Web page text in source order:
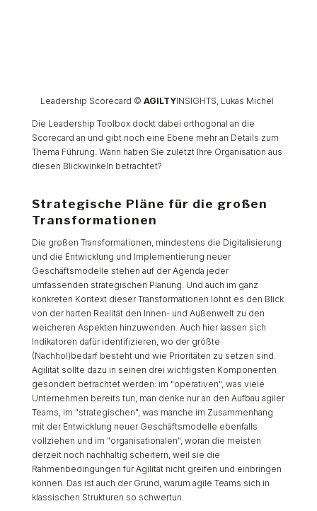
Leadership Scorecard ©AGILTYINSIGHTS, Lukas Michel
Die Leadership Toolbox dockt dabei orthogonal an die
Scorecard an und gibt noch eine Ebene mehr an Details zum
Thema Führung. Wann haben Sie zuletzt Ihre Organisation aus
diesen Blickwinkeln betrachtet?
Strategische Pläne für die großen
Transformationen
Die großen Transformationen, mindestens die Digitalisierung
und die Entwicklung und Implementierung neuer
Geschäftsmodelle stehen auf der Agenda jeder
umfassenden strategischen Planung. Und auch im ganz
konkreten Kontext dieser Transformationen lohnt es den Blick
von der harten Realität den Innen- und Außenwelt zu den
weicheren Aspekten hinzuwenden. Auch hier lassen sich
Indikatoren dafür identifizieren, wo der größte
(Nachhol)bedarf besteht und wie Prioritäten zu setzen sind.
Agilität sollte dazu in seinen drei wichtigsten Komponenten
gesondert betrachtet werden: im "operativen", was viele
Unternehmen bereits tun, man denke nur an den Aufbau agiler
Teams, im "strategischen", was manche im Zusammenhang
mit der Entwicklung neuer Geschäftsmodelle ebenfalls
vollziehen und im "organisationalen", woran die meisten
derzeit noch nachhaltig scheitern, weil sie die
Rahmenbedingungen für Agilität nicht greifen und einbringen
können. Das ist auch der Grund, warum agile Teams sich in
klassischen Strukturen so schwertun.